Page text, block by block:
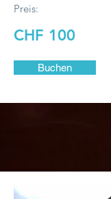
Preis:
CHF 100
Buchen